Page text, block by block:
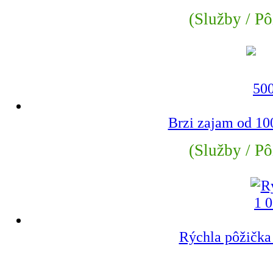
(Služby /
Brzi zajam od
(Služby /
Rýchla